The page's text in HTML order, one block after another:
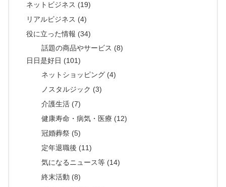
ネットビジネス (19)
リアルビジネス (4)
役に立った情報 (34)
話題の商品やサービス (8)
日日是好日 (101)
ネットショッピング (4)
ノスタルジック (3)
介護生活 (7)
健康寿命・病気・医療 (12)
冠婚葬祭 (5)
定年退職後 (11)
気になるニュース等 (14)
終末活動 (8)